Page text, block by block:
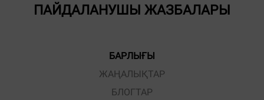
ПАЙДАЛАНУШЫ ЖАЗБАЛАРЫ
БАРЛЫҒЫ
ЖАҢАЛЫҚТАР
БЛОГТАР